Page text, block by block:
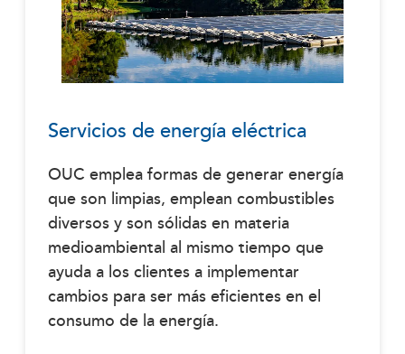
Servicios de energía eléctrica
OUC emplea formas de generar energía
que son limpias, emplean combustibles
diversos y son sólidas en materia
medioambiental al mismo tiempo que
ayuda a los clientes a implementar
cambios para ser más eficientes en el
consumo de la energía.